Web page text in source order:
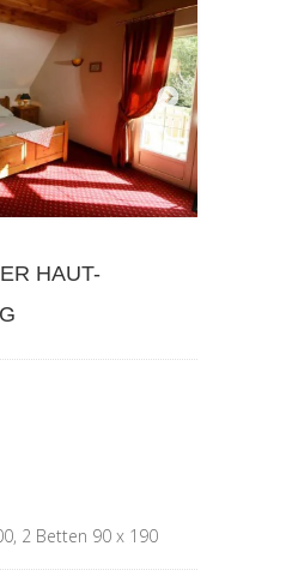
HAUT-
2 Betten 90 x 190